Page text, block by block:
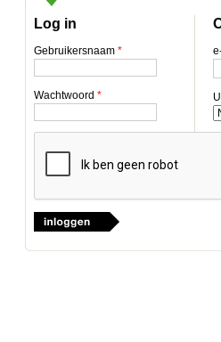
Log in
Gebruikersnaam *
Wachtwoord *